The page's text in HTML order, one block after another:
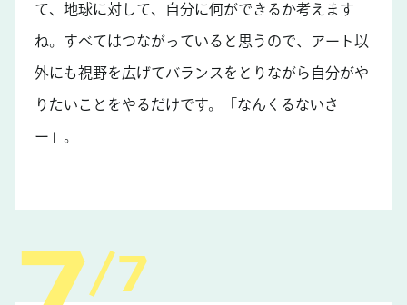
て、地球に対して、自分に何ができるか考えます
ね。すべてはつながっていると思うので、アート以
外にも視野を広げてバランスをとりながら自分がや
りたいことをやるだけです。「なんくるないさ
ー」。
7